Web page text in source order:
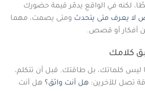
لكنه في الواقع يدمّر قيمة حضورك
يعرف متى يتحدث ومتى يصمت، مهما
أفكار أو قصص.
كلامك
ليس كلماتك، بل طاقتك. قبل أن تتكلم،
تصل للآخرين: هل أنت واثق؟ هل أنت